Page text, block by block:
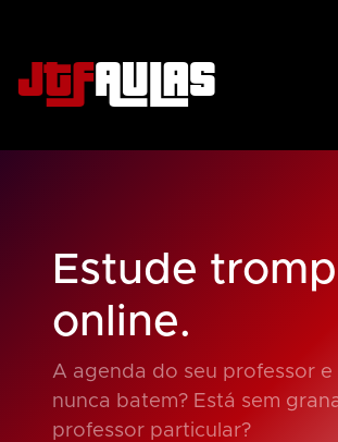
JTFAULAS
Estude
online.
A agenda do seu professor e
nunca batem? Está sem
professor particular?